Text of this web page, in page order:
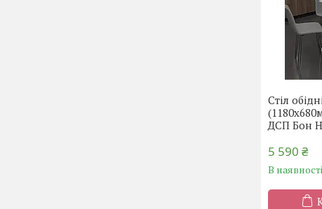
Стіл
ДСП Бон
5 590 ₴
В наявності